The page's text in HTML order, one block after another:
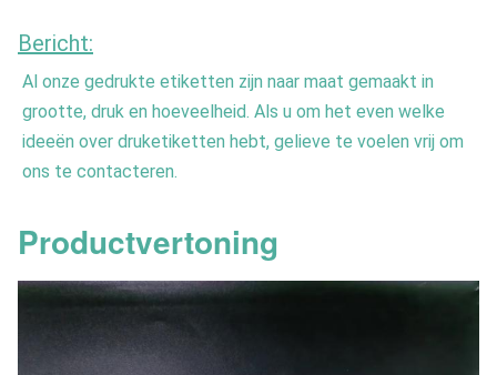
Bericht:
Al onze gedrukte etiketten zijn naar maat gemaakt in
grootte, druk en hoeveelheid. Als u om het even welke
ideeën over druketiketten hebt, gelieve te voelen vrij om
ons te contacteren.
Productvertoning